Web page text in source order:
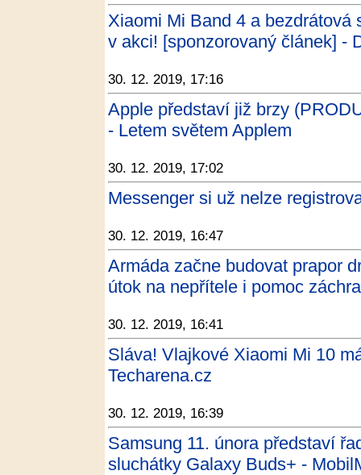
Xiaomi Mi Band 4 a bezdrátová
v akci! [sponzorovaný článek] -
30. 12. 2019, 17:16
Apple představí již brzy
- Letem světem Applem
30. 12. 2019, 17:02
Messenger si už nelze
30. 12. 2019, 16:47
Armáda začne budovat prapor
útok na nepřítele i pomoc
30. 12. 2019, 16:41
Sláva! Vlajkové Xiaomi Mi 10
Techarena.cz
30. 12. 2019, 16:39
Samsung 11. února představí
sluchátky Galaxy Buds+ -